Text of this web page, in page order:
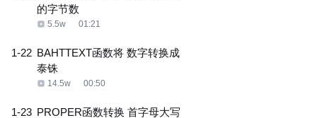
的字节数
5.5w 01:21
1-22 BAHTTEXT函数将 数字转换成
泰铢
14.5w 00:50
1-23 PROPER函数转换 首字母大写